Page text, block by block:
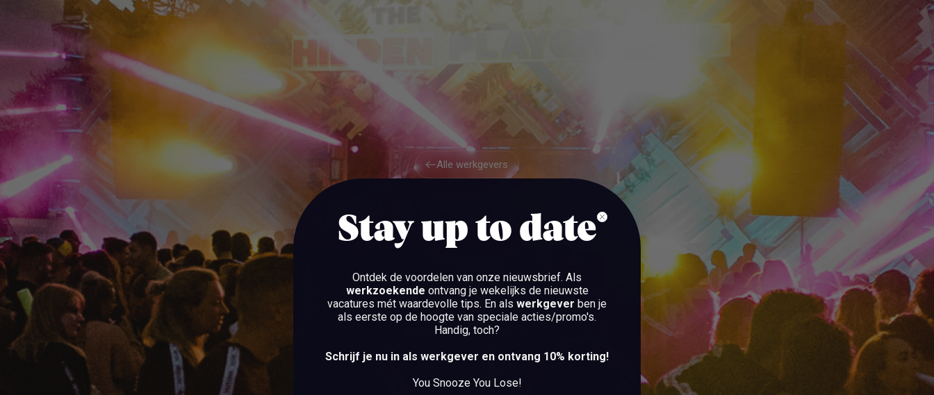
Alle werkgevers
DE ARTIESTEN
BEKIJK DE VACATURES
BEKIJK DE VACATURES
Stay up to date
Ontdek de voordelen van onze nieuwsbrief. Als
werkzoekende ontvang je wekelijks de nieuwste
vacatures mét waardevolle tips. En als werkgever ben je
als eerste op de hoogte van speciale acties/promo's.
Handig, toch?
Schrijf je nu in als werkgever en ontvang 10% korting!
You Snooze You Lose!